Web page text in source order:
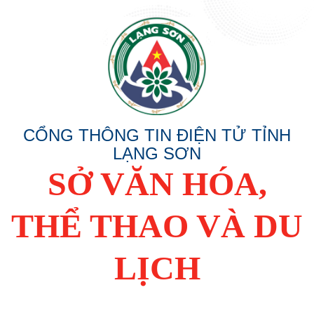
CỔNG THÔNG TIN ĐIỆN TỬ TỈNH
LẠNG SƠN
SỞ VĂN HÓA,
THỂ THAO VÀ DU
LỊCH